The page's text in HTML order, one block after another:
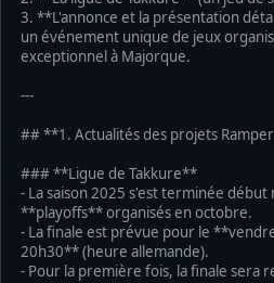
3. **L'annonce et la présentation
un événement unique de jeux
exceptionnel à Majorque.
---
## **1. Actualités des projets
### **Ligue de Takkure**
- La saison 2025 s'est terminée
**playoffs** organisés en octobre.
- La finale est prévue pour le
20h30** (heure allemande).
- Pour la première fois, la finale sera